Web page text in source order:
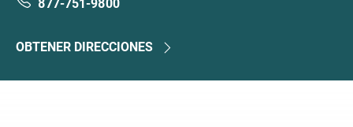
877-751-9800
OBTENER DIRECCIONES